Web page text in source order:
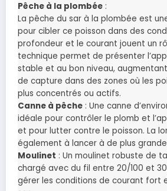
Pêche à la plombée :
La pêche du sar à la plombée est
pour cibler ce poisson dans des
profondeur et le courant jouent un
technique permet de présenter
stable et au bon niveau,
de capture dans des zones où les
plus concentrés ou actifs.
Canne à pêche : Une canne
idéale pour contrôler le plomb et
et pour lutter contre le poisson. La
également à lancer à de plus
Moulinet : Un moulinet robuste de
chargé avec du fil entre 20/100 et
gérer les conditions de courant fort